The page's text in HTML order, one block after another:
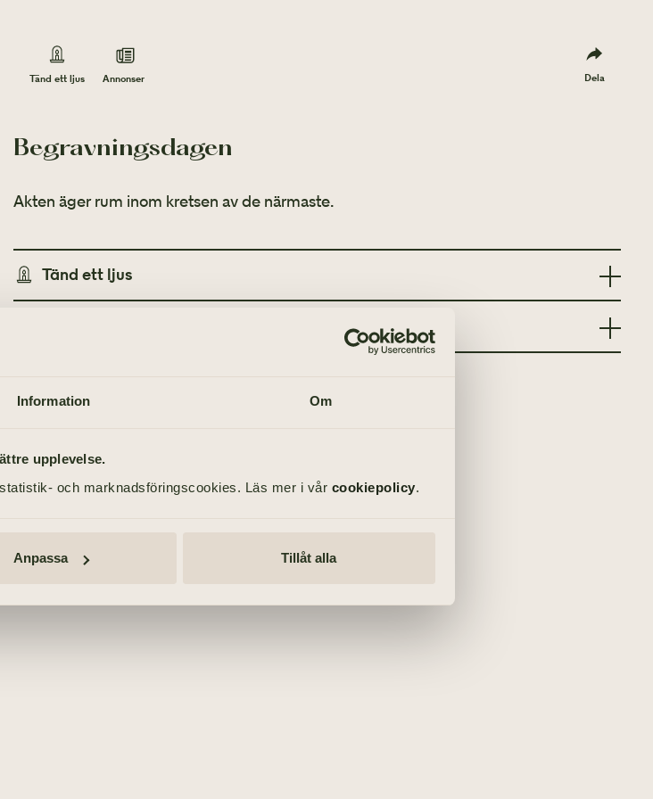
Information Om
upplevelse.
och marknadsföringscookies. Läs mer i vår cookiepolicy.
Anpassa Tillåt alla
Tänd ett ljus Annonser Dela
Begravningsdagen
Akten äger rum inom kretsen av de närmaste.
Tänd ett ljus
Göteborgs-Posten